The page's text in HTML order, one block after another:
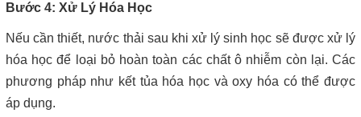
Bước 4: Xử Lý Hóa Học
Nếu cần thiết, nước thải sau khi xử lý sinh học sẽ được xử lý
hóa học để loại bỏ hoàn toàn các chất ô nhiễm còn lại. Các
phương pháp như kết tủa hóa học và oxy hóa có thể được
áp dụng.